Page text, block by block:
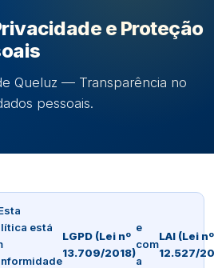
e Proteção
Queluz — Transparência no
pessoais.
está
LGPD (Lei nº
13.709/2018)
e
com
a
LAI (Lei nº
12.527/